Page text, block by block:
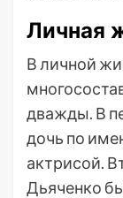
Личная
В личной
дважды. В
дочь по
актрисой.
Дьяченко